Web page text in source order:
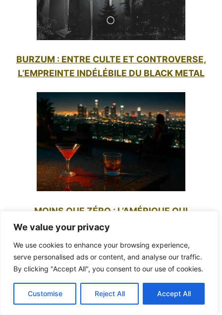
We value your privacy
We use cookies to enhance your browsing experience,
serve personalised ads or content, and analyse our traffic.
By clicking "Accept All", you consent to our use of cookies.
Customise Reject All Accept All
BURZUM : ENTRE CULTE ET CONTROVERSE,
L’EMPREINTE INDÉLÉBILE DU BLACK METAL
MOINS QUE ZÉRO : L’AMÉRIQUE QUI
S’EFFONDRE SOUS LE POIDS DE SON PROPRE